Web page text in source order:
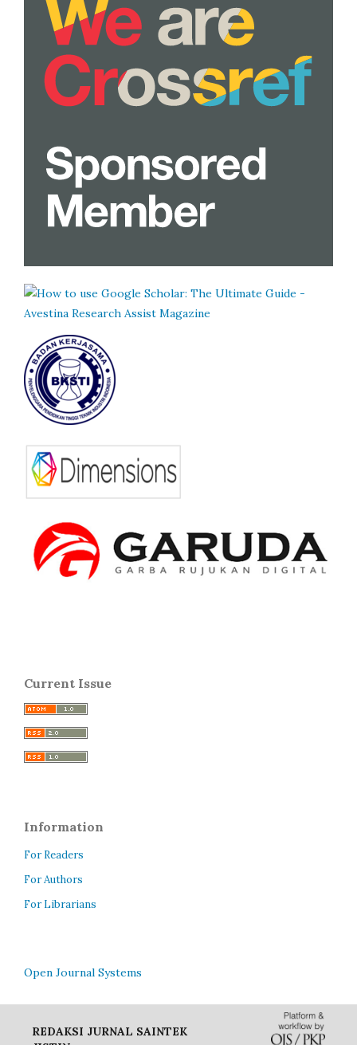
Current Issue
Information
For Readers
For Authors
For Librarians
Open Journal Systems
REDAKSI JURNAL SAINTEK